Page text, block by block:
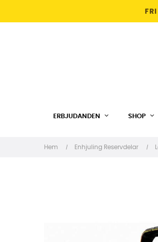
ERBJUDANDEN SHOP
Hem Enhjuling Reservdelar